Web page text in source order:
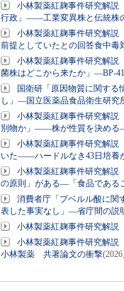
小林製薬紅麹事件研究解
行政」――工業変異株と伝統
小林製薬紅麹事件研究解
前提としていたとの回答食中毒
小林製薬紅麹事件研究解
菌株はどこから来たか」―BP-
国衛研「原因物質に関す
し」―国立医薬品食品衛生研
小林製薬紅麹事件研究解
別物か」――株が性質を決め
小林製薬紅麹事件研究解
いた――ハードルなき43日培養
小林製薬紅麹事件研究解
の原則」がある―「食品である
消費者庁「プベルル酸に関
表した事実なし」―省庁間の説
小林製薬紅麹事件研究解
小林製薬紅麹事件研究解
小林製薬 共著論文の衝撃